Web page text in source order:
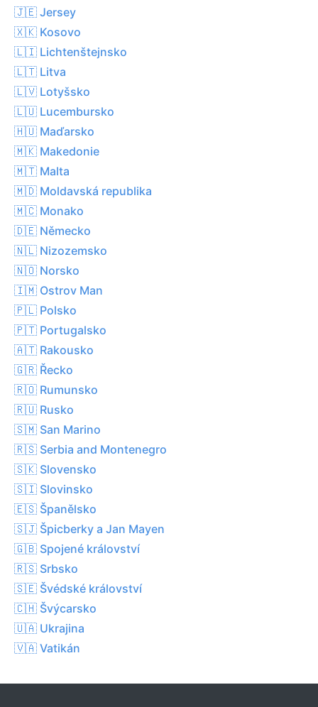
🇯🇪 Jersey
🇽🇰 Kosovo
🇱🇮 Lichtenštejnsko
🇱🇹 Litva
🇱🇻 Lotyšsko
🇱🇺 Lucembursko
🇭🇺 Maďarsko
🇲🇰 Makedonie
🇲🇹 Malta
🇲🇩 Moldavská republika
🇲🇨 Monako
🇩🇪 Německo
🇳🇱 Nizozemsko
🇳🇴 Norsko
🇮🇲 Ostrov Man
🇵🇱 Polsko
🇵🇹 Portugalsko
🇦🇹 Rakousko
🇬🇷 Řecko
🇷🇴 Rumunsko
🇷🇺 Rusko
🇸🇲 San Marino
🇷🇸 Serbia and Montenegro
🇸🇰 Slovensko
🇸🇮 Slovinsko
🇪🇸 Španělsko
🇸🇯 Špicberky a Jan Mayen
🇬🇧 Spojené království
🇷🇸 Srbsko
🇸🇪 Švédské království
🇨🇭 Švýcarsko
🇺🇦 Ukrajina
🇻🇦 Vatikán